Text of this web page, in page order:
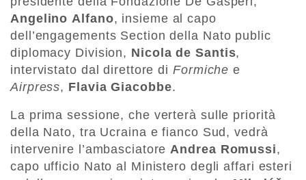
Angelino Alfano, insieme al capo
dell’engagements Section della Nato public
diplomacy Division, Nicola de Santis,
intervistato dal direttore di Formiche e
Airpress, Flavia Giacobbe.
La prima sessione, che verterà sulle priorità
della Nato, tra Ucraina e fianco Sud, vedrà
intervenire l’ambasciatoreAndrea Romussi,
capo ufficio Nato al Ministero degli affari esteri